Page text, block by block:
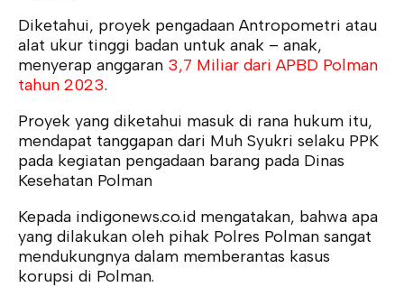
Diketahui, proyek pengadaan Antropometri atau
alat ukur tinggi badan untuk anak – anak,
menyerap anggaran 3,7 Miliar dari APBD Polman
tahun 2023.
Proyek yang diketahui masuk di rana hukum itu,
mendapat tanggapan dari Muh Syukri selaku PPK
pada kegiatan pengadaan barang pada Dinas
Kesehatan Polman
Kepada indigonews.co.id mengatakan, bahwa apa
yang dilakukan oleh pihak Polres Polman sangat
mendukungnya dalam memberantas kasus
korupsi di Polman.